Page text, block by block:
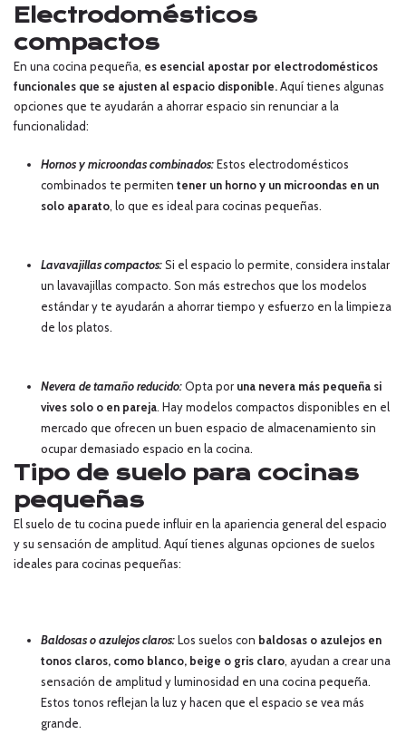
Electrodomésticos
compactos
En una cocina pequeña, es esencial apostar por electrodomésticos
funcionales que se ajusten al espacio disponible.Aquí tienes algunas
opciones que te ayudarán a ahorrar espacio sin renunciar a la
funcionalidad:
Hornos y microondas combinados:Estos electrodomésticos
combinados te permiten tener un horno y un microondas en un
solo aparato, lo que es ideal para cocinas pequeñas.
Lavavajillas compactos:Si el espacio lo permite, considera instalar
un lavavajillas compacto. Son más estrechos que los modelos
estándar y te ayudarán a ahorrar tiempo y esfuerzo en la limpieza
de los platos.
Nevera de tamaño reducido:Opta por una nevera más pequeña si
vives solo o en pareja. Hay modelos compactos disponibles en el
mercado que ofrecen un buen espacio de almacenamiento sin
ocupar demasiado espacio en la cocina.
Tipo de suelo para cocinas
pequeñas
El suelo de tu cocina puede influir en la apariencia general del espacio
y su sensación de amplitud. Aquí tienes algunas opciones de suelos
ideales para cocinas pequeñas:
Baldosas o azulejos claros:Los suelos con baldosas o azulejos en
tonos claros, como blanco, beige o gris claro, ayudan a crear una
sensación de amplitud y luminosidad en una cocina pequeña.
Estos tonos reflejan la luz y hacen que el espacio se vea más
grande.